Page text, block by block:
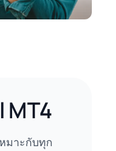
MT4
มาะกับทุก